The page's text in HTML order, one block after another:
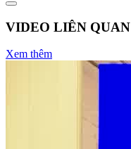
VIDEO LIÊN QUAN
Xem thêm